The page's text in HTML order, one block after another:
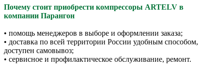
Почему стоит приобрести компрессоры ARTELV в
компании Парангон
• помощь менеджеров в выборе и оформлении заказа;
• доставка по всей территории России удобным способом,
доступен самовывоз;
• сервисное и профилактическое обслуживание, ремонт.